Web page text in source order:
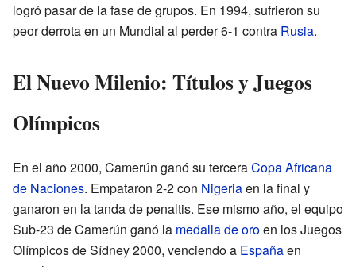
logró pasar de la fase de grupos. En 1994, sufrieron su
peor derrota en un Mundial al perder 6-1 contra Rusia.
El Nuevo Milenio: Títulos y Juegos
Olímpicos
En el año 2000, Camerún ganó su terceraCopa Africana
de Naciones. Empataron 2-2 con Nigeriaen la final y
ganaron en la tanda de penaltis. Ese mismo año, el equipo
Sub-23 de Camerún ganó la medalla de oroen los Juegos
Olímpicos de Sídney 2000, venciendo a Españaen